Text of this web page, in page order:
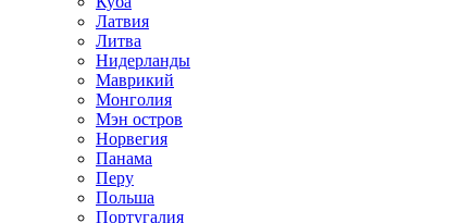
Латвия
Литва
Нидерланды
Маврикий
Монголия
Мэн остров
Норвегия
Панама
Перу
Польша
Португалия